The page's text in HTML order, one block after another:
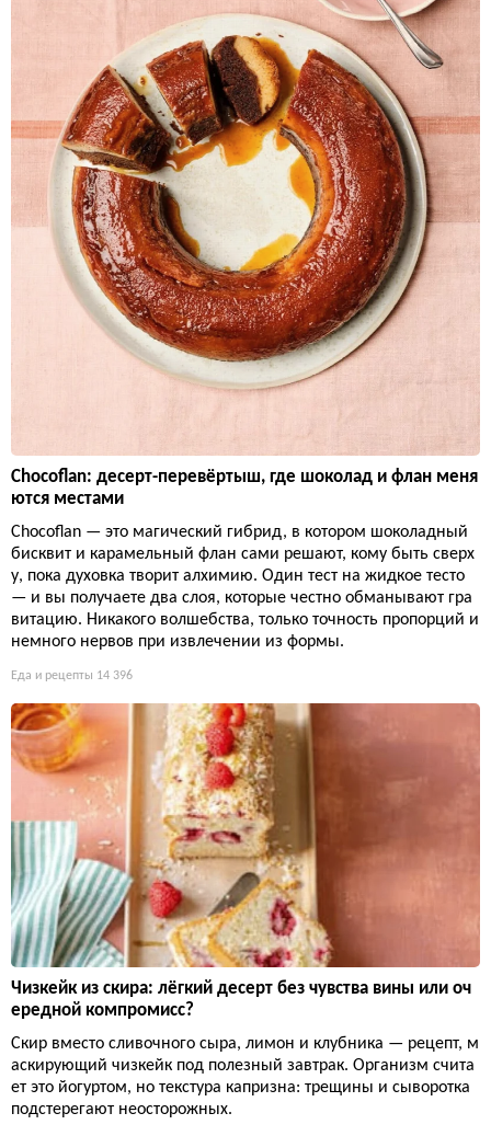
Chocoflan: десерт-перевёртыш, где шоколад и флан меня
ются местами
Chocoflan — это магический гибрид, в котором шоколадный
бисквит и карамельный флан сами решают, кому быть сверх
у, пока духовка творит алхимию. Один тест на жидкое тесто
— и вы получаете два слоя, которые честно обманывают гра
витацию. Никакого волшебства, только точность пропорций и
немного нервов при извлечении из формы.
Еда и рецепты 14 396
Чизкейк из скира: лёгкий десерт без чувства вины или оч
ередной компромисс?
Скир вместо сливочного сыра, лимон и клубника — рецепт, м
аскирующий чизкейк под полезный завтрак. Организм счита
ет это йогуртом, но текстура капризна: трещины и сыворотка
подстерегают неосторожных.